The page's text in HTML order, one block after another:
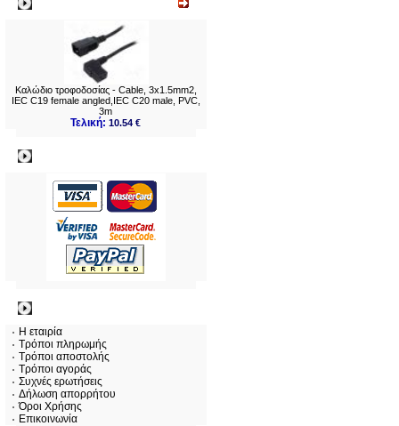
Καλώδιο τροφοδοσίας - Cable, 3x1.5mm2,
IEC C19 female angled,IEC C20 male, PVC,
3m
Τελική:10.54 €
Η εταιρία
Τρόποι πληρωμής
Τρόποι αποστολής
Τρόποι αγοράς
Συχνές ερωτήσεις
Δήλωση απορρήτου
Όροι Χρήσης
Επικοινωνία